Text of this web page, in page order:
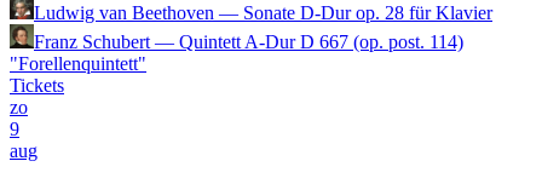
Ludwig van Beethoven — Sonate D-Dur op. 28 für Klavier
Franz Schubert— Quintett A-Dur D 667 (op. post. 114)
"Forellenquintett"
Tickets
zo
9
aug